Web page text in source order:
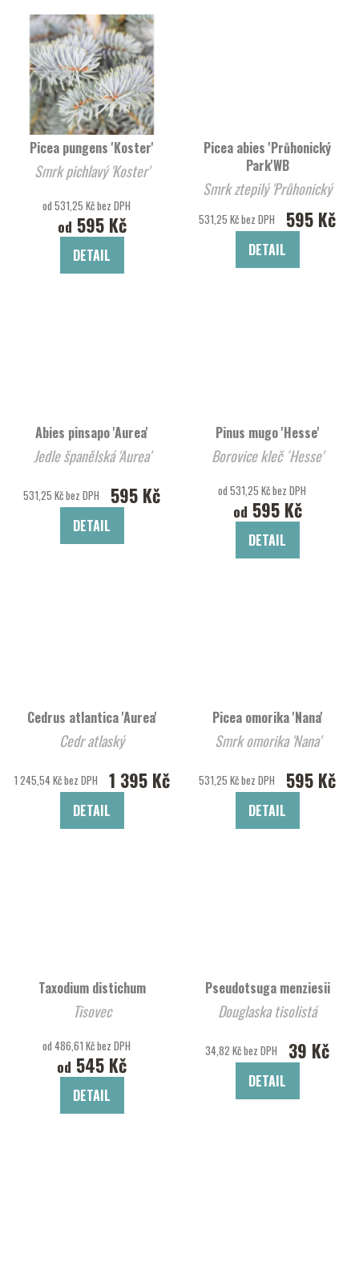
Picea pungens 'Koster'
Smrk pichlavý 'Koster'
od 531,25 Kč bez DPH
od 595 Kč
DETAIL
Picea abies 'Průhonický
Park'WB
Smrk ztepilý 'Průhonický
Park'WB
531,25 Kč bez DPH 595 Kč
DETAIL
Abies pinsapo 'Aurea'
Jedle španělská 'Aurea'
531,25 Kč bez DPH 595 Kč
DETAIL
Pinus mugo 'Hesse'
Borovice kleč ´Hesse'
od 531,25 Kč bez DPH
od 595 Kč
DETAIL
Cedrus atlantica 'Aurea'
Cedr atlaský
1 245,54 Kč bez DPH 1 395 Kč
DETAIL
Picea omorika 'Nana'
Smrk omorika 'Nana'
531,25 Kč bez DPH 595 Kč
DETAIL
Taxodium distichum
Tisovec
od 486,61 Kč bez DPH
od 545 Kč
DETAIL
Pseudotsuga menziesii
Douglaska tisolistá
34,82 Kč bez DPH 39 Kč
DETAIL